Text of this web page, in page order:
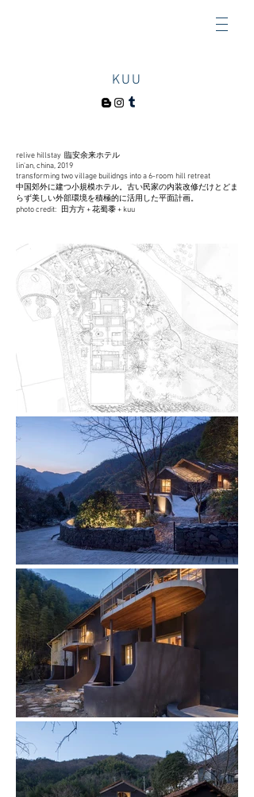
KUU
relive hillstay 臨安余来ホテル
lin'an, china, 2019
transforming two village builidngs into a 6-room hill retreat
中国郊外に建つ小規模ホテル。古い民家の内装改修だけとどま
らず美しい外部環境を積極的に活用した平面計画。
photo credit: 田方方 + 花蜀黍 + kuu